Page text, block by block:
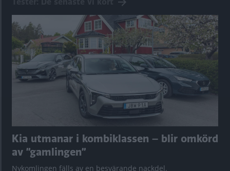
Kia utmanar i kombiklassen – blir omkörd
av ”gamlingen”
Nykomlingen fälls av en besvärande nackdel.